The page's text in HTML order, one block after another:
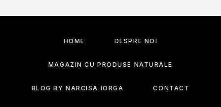
HOME DESPRE NOI
MAGAZIN CU PRODUSE NATURALE
BLOG BY NARCISA IORGA CONTACT